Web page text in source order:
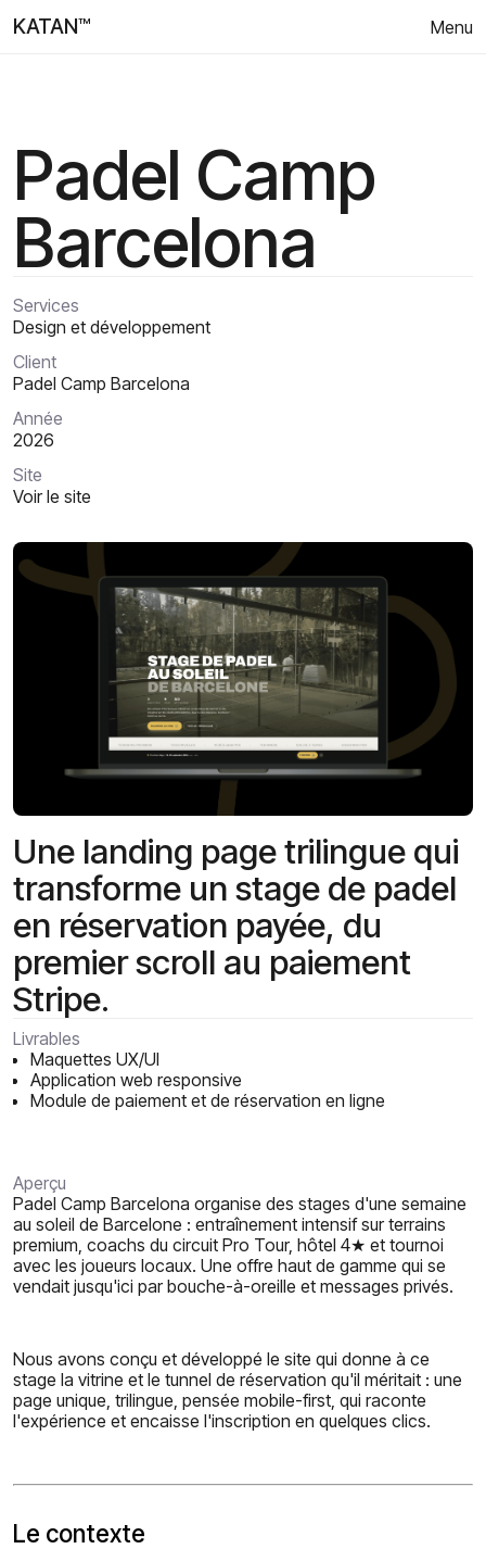
KATAN™ Menu
Padel Camp
Barcelona
Services
Design et développement
Client
Padel Camp Barcelona
Année
2026
Site
Voir le site
Une landing page trilingue qui
transforme un stage de padel
en réservation payée, du
premier scroll au paiement
Stripe.
Aperçu
Padel Camp Barcelona organise des stages d'une semaine
au soleil de Barcelone : entraînement intensif sur terrains
premium, coachs du circuit Pro Tour, hôtel 4★ et tournoi
avec les joueurs locaux. Une offre haut de gamme qui se
vendait jusqu'ici par bouche-à-oreille et messages privés.
Nous avons conçu et développé le site qui donne à ce
stage la vitrine et le tunnel de réservation qu'il méritait : une
page unique, trilingue, pensée mobile-first, qui raconte
l'expérience et encaisse l'inscription en quelques clics.
Le contexte
Livrables
Maquettes UX/UI
Application web responsive
Module de paiement et de réservation en ligne